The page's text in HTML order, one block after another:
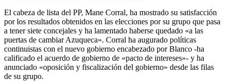
El cabeza de lista del PP, Mane Corral, ha mostrado su satisfacción
por los resultados obtenidos en las elecciones por su grupo que pasa
a tener siete concejales y ha lamentado haberse quedado «a las
puertas de cambiar Azuqueca». Corral ha augurado políticas
continuistas con el nuevo gobierno encabezado por Blanco -ha
calificado el acuerdo de gobierno de «pacto de intereses»- y ha
anunciado «oposición y fiscalización del gobierno» desde las filas
de su grupo.